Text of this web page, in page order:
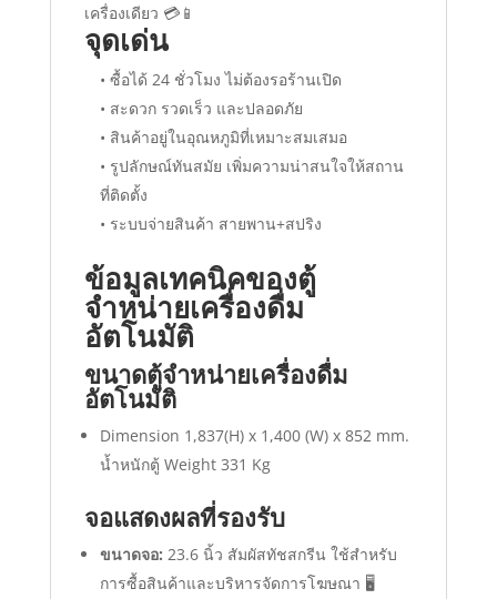
เครื่องเดียว 💳📱
จุดเด่น
• ซื้อได้ 24 ชั่วโมง ไม่ต้องรอร้านเปิด
• สะดวก รวดเร็ว และปลอดภัย
• สินค้าอยู่ในอุณหภูมิที่เหมาะสมเสมอ
• รูปลักษณ์ทันสมัย เพิ่มความน่าสนใจให้สถาน
ที่ติดตั้ง
• ระบบจ่ายสินค้า สายพาน+สปริง
ข้อมูลเทคนิคของตู้
จำหน่ายเครื่องดื่ม
อัตโนมัติ
ขนาดตู้จำหน่ายเครื่องดื่ม
อัตโนมัติ
Dimension 1,837(H) x 1,400 (W) x 852 mm.
น้ำหนักตู้ Weight 331 Kg
จอแสดงผลที่รองรับ
ขนาดจอ: 23.6 นิ้ว สัมผัสทัชสกรีน ใช้สำหรับ
การซื้อสินค้าและบริหารจัดการโฆษณา 🖥️